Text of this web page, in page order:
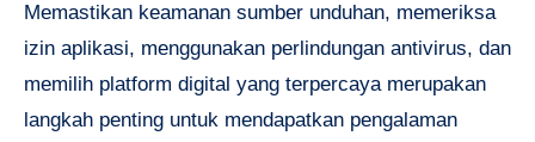
Memastikan keamanan sumber unduhan, memeriksa
izin aplikasi, menggunakan perlindungan antivirus, dan
memilih platform digital yang terpercaya merupakan
langkah penting untuk mendapatkan pengalaman